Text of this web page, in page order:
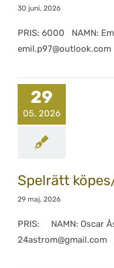
30 juni, 2026
PRIS: 6000 NAMN:
29
05, 2026
Spelrätt
29 maj, 2026
PRIS: NAMN: Oscar
24astrom@gmail.com